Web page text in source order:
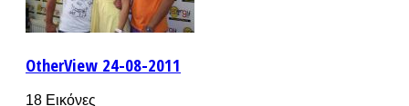
OtherView 24-08-2011
18 Εικόνες